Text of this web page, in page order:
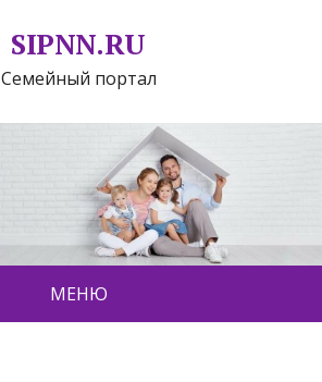
SIPNN.RU
Семейный портал
МЕНЮ